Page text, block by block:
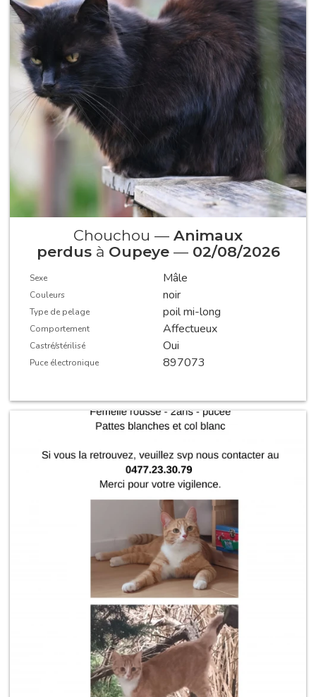
Chouchou — Animaux
perdusà Oupeye— 02/08/2026
Sexe Mâle
Couleurs noir
Type de pelage poil mi-long
Comportement Affectueux
Castré/stérilisé Oui
Puce électronique 897073